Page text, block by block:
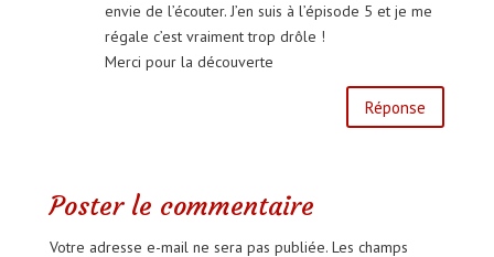
envie de l’écouter. J’en suis à l’épisode 5 et je me
régale c’est vraiment trop drôle !
Merci pour la découverte
Réponse
Poster le commentaire
Votre adresse e-mail ne sera pas publiée. Les champs